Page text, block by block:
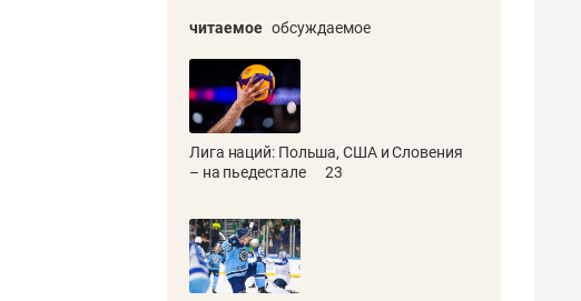
читаемое обсуждаемое
Лига наций: Польша, США и Словения
– на пьедестале
23